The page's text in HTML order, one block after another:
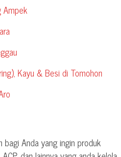
Ampek
Kayu & Besi di Tomohon
Anda yang ingin produk